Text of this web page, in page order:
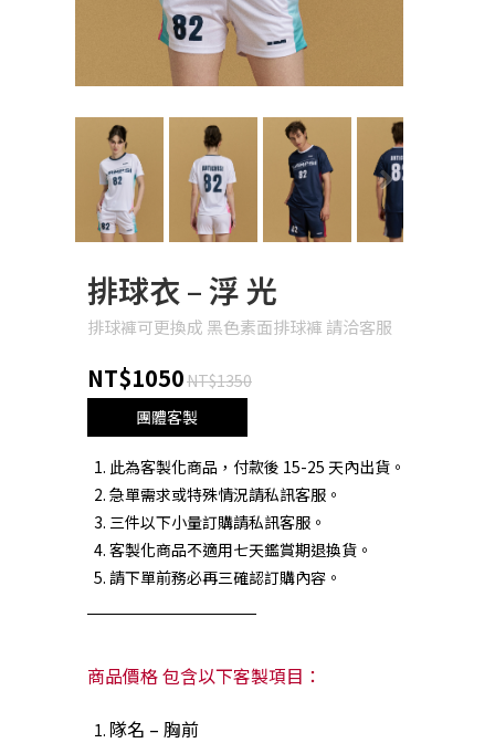
Next
排球衣 – 浮 光
排球褲可更換成 黑色素面排球褲 請洽客服
NT$1050NT$1350
團體客製
此為客製化商品，付款後 15-25 天內出貨。
急單需求或特殊情況請私訊客服。
三件以下小量訂購請私訊客服。
客製化商品不適用七天鑑賞期退換貨。
請下單前務必再三確認訂購內容。
商品價格 包含以下客製項目：
隊名 – 胸前